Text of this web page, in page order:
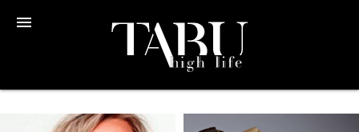
menu